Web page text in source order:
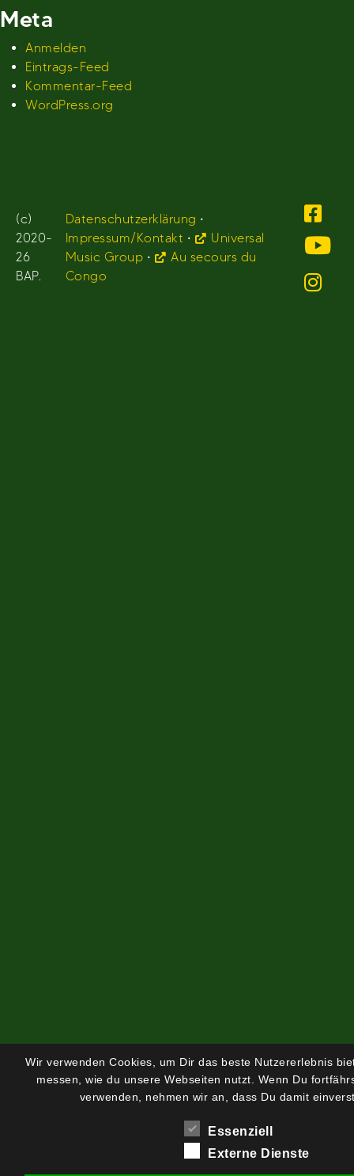
Meta
Anmelden
Eintrags-Feed
Kommentar-Feed
WordPress.org
(c)
2020-
26
BAP.
Datenschutzerklärung •
Impressum/Kontakt •
Universal
Music Group •
Au secours du
Congo
Wir verwenden Cookies, um Dir das beste Nutzererlebnis
messen, wie du unsere Webseiten nutzt. Wenn Du
verwenden, nehmen wir an, dass Du damit
Essenziell
Externe Dienste